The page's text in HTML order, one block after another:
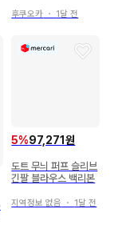
후쿠오카 ・ 1달 전
5%97,271원
도트 무늬 퍼프 슬리브
긴팔 블라우스 백리본
지역정보 없음 ・ 1달 전